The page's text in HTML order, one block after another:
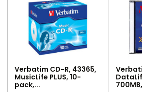
Verbatim CD-R, 43365,
MusicLife PLUS, 10-
pack,...